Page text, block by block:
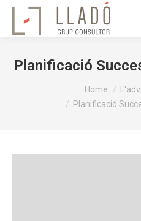
Planificació
Home
Planificació